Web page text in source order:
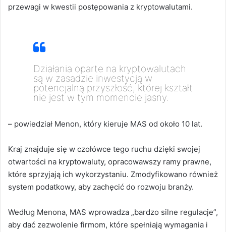
przewagi w kwestii postępowania z kryptowalutami.
Działania oparte na kryptowalutach
są w zasadzie inwestycją w
potencjalną przyszłość, której kształt
nie jest w tym momencie jasny.
– powiedział Menon, który kieruje MAS od około 10 lat.
Kraj znajduje się w czołówce tego ruchu dzięki swojej
otwartości na kryptowaluty, opracowawszy ramy prawne,
które sprzyjają ich wykorzystaniu. Zmodyfikowano również
system podatkowy, aby zachęcić do rozwoju branży.
Według Menona, MAS wprowadza „bardzo silne regulacje”,
aby dać zezwolenie firmom, które spełniają wymagania i